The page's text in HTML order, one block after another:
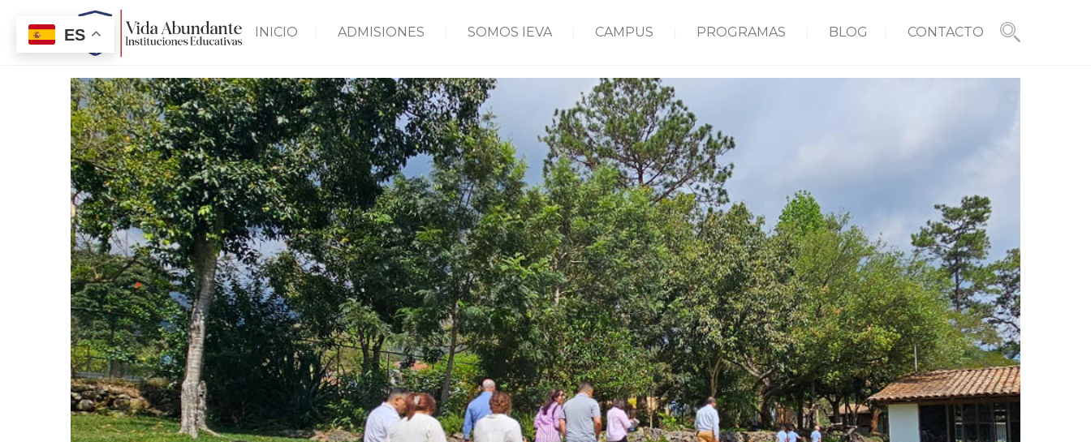
INICIO ADMISIONES SOMOS IEVA CAMPUS PROGRAMAS BLOG CONTACTO
ES